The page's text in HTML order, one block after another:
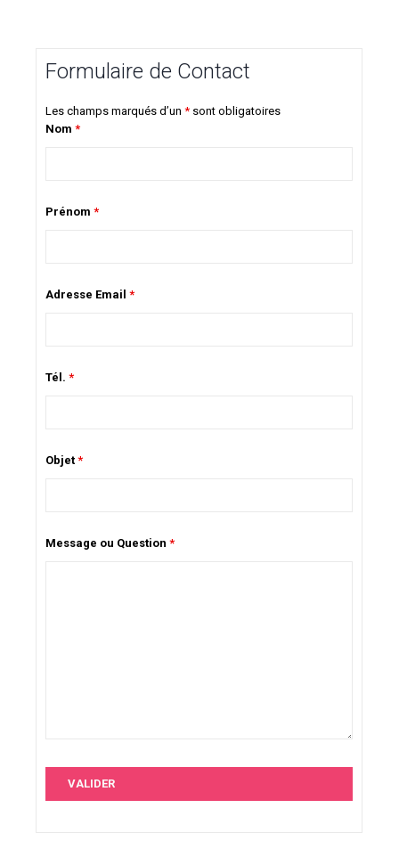
Formulaire de Contact
Les champs marqués d’un* sont obligatoires
Nom*
Prénom*
Adresse Email*
Tél.*
Objet*
Message ou Question*